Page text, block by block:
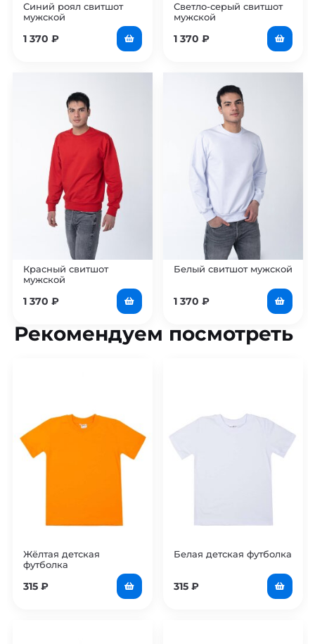
Синий роял свитшот
мужской
1 370 ₽
Светло-серый свитшот
мужской
1 370 ₽
Красный свитшот
мужской
1 370 ₽
Белый свитшот мужской
1 370 ₽
Рекомендуем посмотреть
Жёлтая детская
футболка
315 ₽
Белая детская футболка
315 ₽